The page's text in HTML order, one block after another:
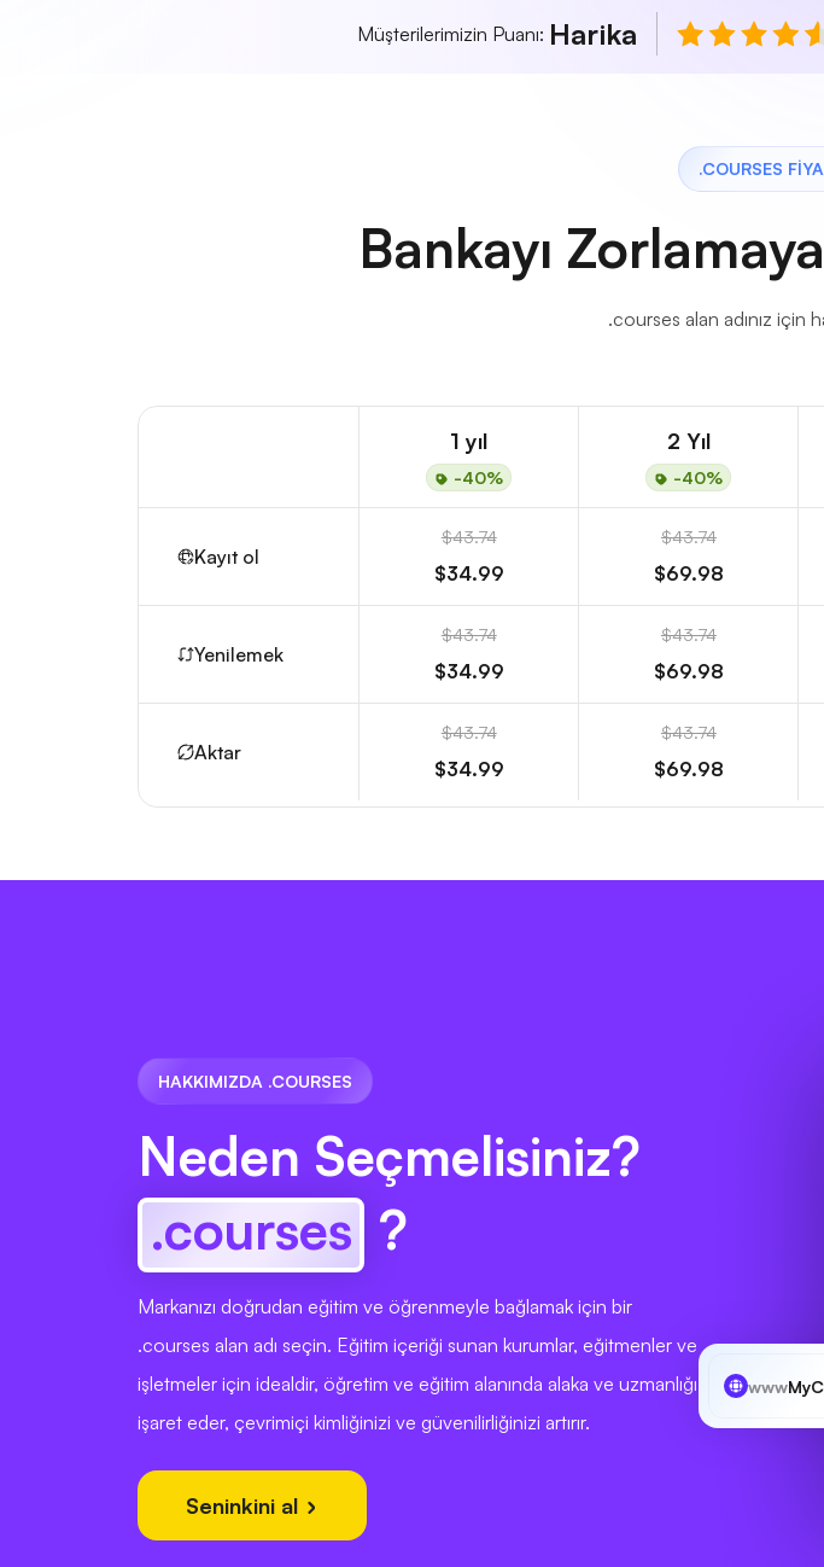
Müşterilerimizin Puanı: Harika
.COURSES
Bankayı
.courses alan adınız için
1 yıl
-40%
2 Yıl
-40%
Kayıt ol
$43.74
$34.99
$43.74
$69.98
Yenilemek
$43.74
$34.99
$43.74
$69.98
Aktar
$43.74
$34.99
$43.74
$69.98
HAKKIMIZDA .COURSES
Neden Seçmelisiniz?
.courses ?
Markanızı doğrudan eğitim ve öğrenmeyle bağlamak için bir
.courses alan adı seçin. Eğitim içeriği sunan kurumlar, eğitmenler ve
işletmeler için idealdir, öğretim ve eğitim alanında alaka ve uzmanlığı
işaret eder, çevrimiçi kimliğinizi ve güvenilirliğinizi artırır.
Seninkini al
www